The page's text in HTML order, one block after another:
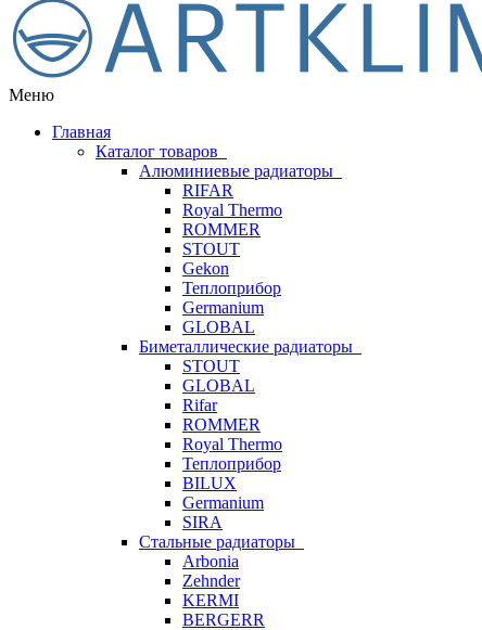
Меню
Главная
Каталог товаров
Алюминиевые радиаторы
RIFAR
Royal Thermo
ROMMER
STOUT
Gekon
Теплоприбор
Germanium
GLOBAL
Биметаллические радиаторы
STOUT
GLOBAL
Rifar
ROMMER
Royal Thermo
Теплоприбор
BILUX
Germanium
SIRA
Стальные радиаторы
Arbonia
Zehnder
KERMI
BERGERR